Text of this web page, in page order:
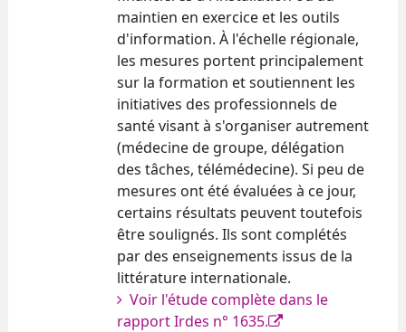
maintien en exercice et les outils
d'information. À l'échelle régionale,
les mesures portent principalement
sur la formation et soutiennent les
initiatives des professionnels de
santé visant à s'organiser autrement
(médecine de groupe, délégation
des tâches, télémédecine). Si peu de
mesures ont été évaluées à ce jour,
certains résultats peuvent toutefois
être soulignés. Ils sont complétés
par des enseignements issus de la
littérature internationale.
Voir l'étude complète dans le
rapport Irdes n° 1635.